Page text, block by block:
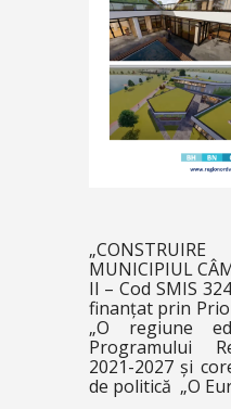
MUNICIPIUL
II – Cod SMIS
finanțat prin
„O regiune
Programului
2021-2027 și
de politică „O